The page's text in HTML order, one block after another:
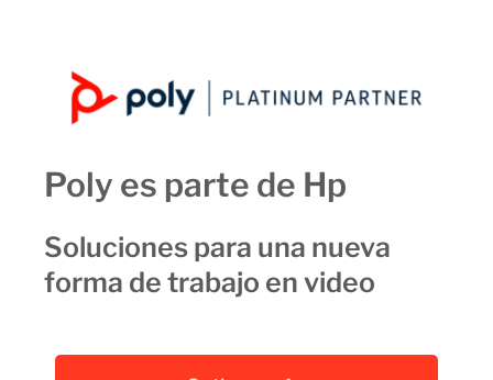
Poly es parte de Hp
Soluciones para una nueva
forma de trabajo en video